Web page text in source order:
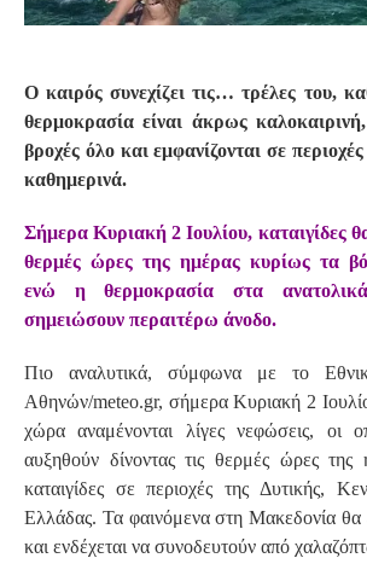
Ο καιρός συνεχίζει τις… τρέλες του,
θερμοκρασία είναι άκρως
βροχές όλο και εμφανίζονται σε
καθημερινά.
Σήμερα Κυριακή 2 Ιουλίου, καταιγίδες
θερμές ώρες της ημέρας κυρίως τα
ενώ η θερμοκρασία στα
σημειώσουν περαιτέρω άνοδο.
Πιο αναλυτικά, σύμφωνα με το
Αθηνών/meteo.gr, σήμερα Κυριακή 2
χώρα αναμένονται λίγες νεφώσεις, οι
αυξηθούν δίνοντας τις θερμές ώρες της
καταιγίδες σε περιοχές της Δυτικής,
Ελλάδας. Τα φαινόμενα στη Μακεδονία θα
και ενδέχεται να συνοδευτούν από